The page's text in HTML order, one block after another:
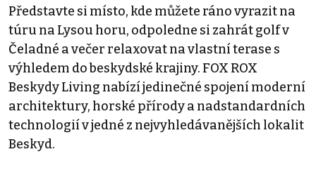
Představte si místo, kde můžete ráno vyrazit na
túru na Lysou horu, odpoledne si zahrát golf v
Čeladné a večer relaxovat na vlastní terase s
výhledem do beskydské krajiny. FOX ROX
Beskydy Living nabízí jedinečné spojení moderní
architektury, horské přírody a nadstandardních
technologií v jedné z nejvyhledávanějších lokalit
Beskyd.